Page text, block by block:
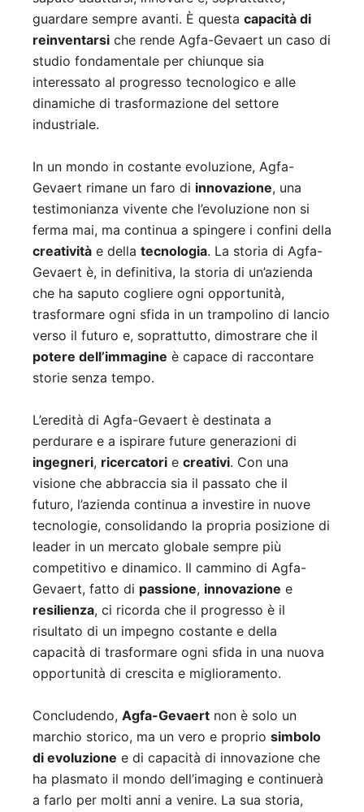
guardare sempre avanti. È questa capacità di
reinventarsi che rende Agfa-Gevaert un caso di
studio fondamentale per chiunque sia
interessato al progresso tecnologico e alle
dinamiche di trasformazione del settore
industriale.
In un mondo in costante evoluzione, Agfa-
Gevaert rimane un faro di innovazione, una
testimonianza vivente che l’evoluzione non si
ferma mai, ma continua a spingere i confini della
creatività e della tecnologia. La storia di Agfa-
Gevaert è, in definitiva, la storia di un’azienda
che ha saputo cogliere ogni opportunità,
trasformare ogni sfida in un trampolino di lancio
verso il futuro e, soprattutto, dimostrare che il
potere dell’immagine è capace di raccontare
storie senza tempo.
L’eredità di Agfa-Gevaert è destinata a
perdurare e a ispirare future generazioni di
ingegneri, ricercatori e creativi. Con una
visione che abbraccia sia il passato che il
futuro, l’azienda continua a investire in nuove
tecnologie, consolidando la propria posizione di
leader in un mercato globale sempre più
competitivo e dinamico. Il cammino di Agfa-
Gevaert, fatto di passione, innovazione e
resilienza, ci ricorda che il progresso è il
risultato di un impegno costante e della
capacità di trasformare ogni sfida in una nuova
opportunità di crescita e miglioramento.
Concludendo, Agfa-Gevaert non è solo un
marchio storico, ma un vero e proprio simbolo
di evoluzione e di capacità di innovazione che
ha plasmato il mondo dell’imaging e continuerà
a farlo per molti anni a venire. La sua storia,